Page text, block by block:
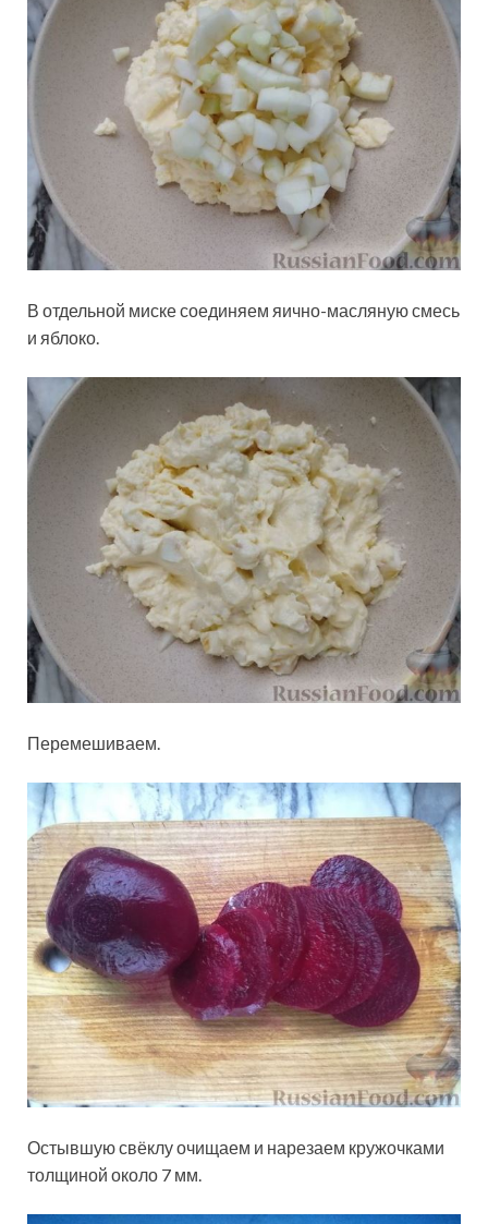
В отдельной миске соединяем яично-масляную смесь
и яблоко.
Перемешиваем.
Остывшую свёклу очищаем и нарезаем кружочками
толщиной около 7 мм.